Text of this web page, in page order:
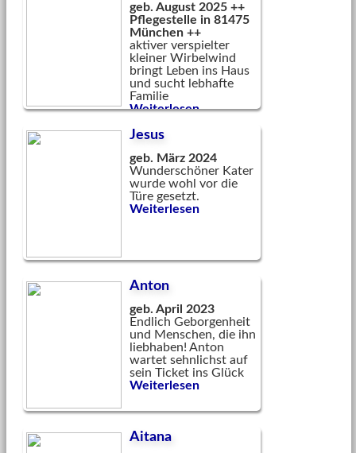
geb. August 2025 ++
Pflegestelle in 81475
München ++
aktiver verspielter
kleiner Wirbelwind
bringt Leben ins Haus
und sucht lebhafte
Familie
Weiterlesen
Jesus
geb. März 2024
Wunderschöner Kater
wurde wohl vor die
Türe gesetzt.
Weiterlesen
Anton
geb. April 2023
Endlich Geborgenheit
und Menschen, die ihn
liebhaben! Anton
wartet sehnlichst auf
sein Ticket ins Glück
Weiterlesen
Aitana